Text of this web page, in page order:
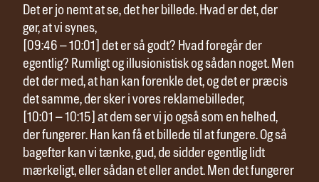
Det er jo nemt at se, det her billede. Hvad er det, der
gør, at vi synes,
[09:46 – 10:01] det er så godt? Hvad foregår der
egentlig? Rumligt og illusionistisk og sådan noget. Men
det der med, at han kan forenkle det, og det er præcis
det samme, der sker i vores reklamebilleder,
[10:01 – 10:15] at dem ser vi jo også som en helhed,
der fungerer. Han kan få et billede til at fungere. Og så
bagefter kan vi tænke, gud, de sidder egentlig lidt
mærkeligt, eller sådan et eller andet. Men det fungerer